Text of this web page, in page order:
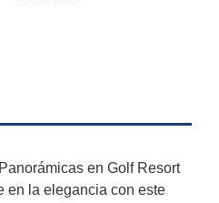
en Golf Resort
en la elegancia con este